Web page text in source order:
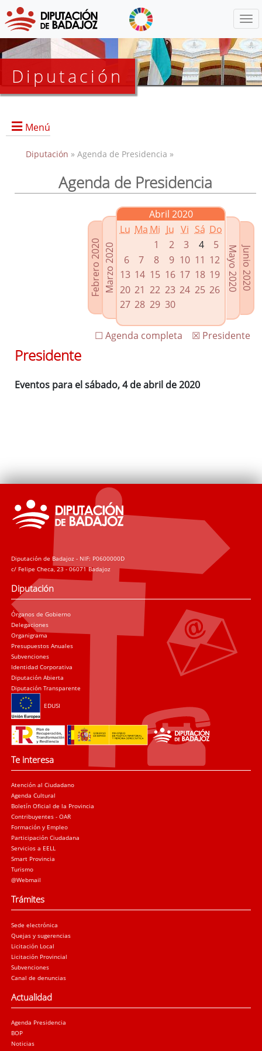
Diputación
Menú
Presidencia
Enlaces relacionados
Agenda de Presidencia
Plenos provinciales y Juntas de gobierno
Oficina de Proyectos Europeos
Diputación » Agenda de Presidencia »
Agenda de Presidencia
Febrero 2020Marzo 2020
Abril 2020
Lu Ma Mi Ju Vi Sá Do
1
2 3 4
5
6
7 8 9 10 11 12
13 14 15 16 17 18 19
20 21 22 23 24 25 26
27 28 29 30
Junio 2020
Mayo 2020
☒ Presidente
☐ Agenda completa
Presidente
Eventos para el sábado, 4 de abril de 2020
Diputación de Badajoz - NIF: P0600000D
c/ Felipe Checa, 23 - 06071 Badajoz
Diputación
Órganos de Gobierno
Delegaciones
Organigrama
Presupuestos Anuales
Subvenciones
Identidad Corporativa
Diputación Abierta
Diputación Transparente
EDUSI
Te interesa
Atención al Ciudadano
Agenda Cultural
Boletín Oficial de la Provincia
Contribuyentes - OAR
Formación y Empleo
Participación Ciudadana
Servicios a EELL
Smart Provincia
Turismo
@Webmail
Trámites
Sede electrónica
Quejas y sugerencias
Licitación Local
Licitación Provincial
Subvenciones
Canal de denuncias
Actualidad
Agenda Presidencia
BOP
Noticias